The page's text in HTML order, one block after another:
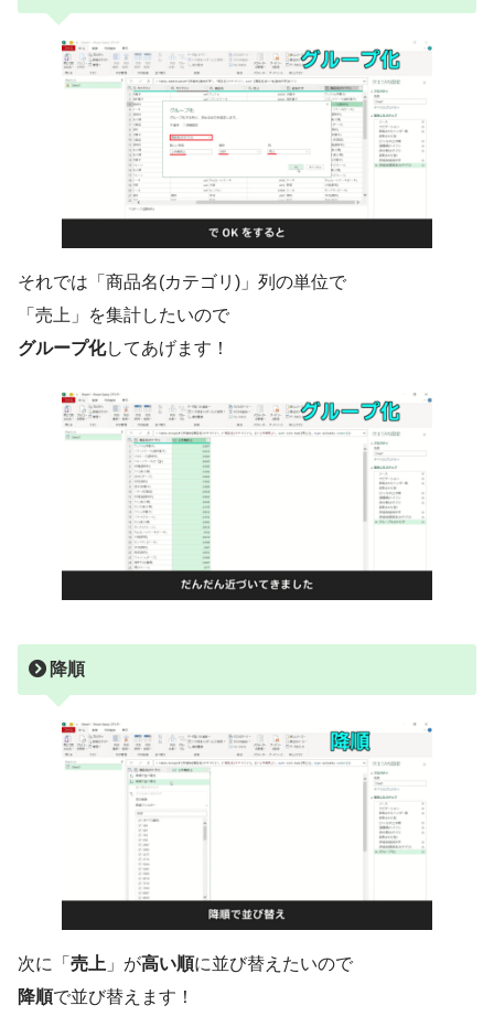
それでは「商品名(カテゴリ)」列の単位で
「売上」を集計したいので
グループ化してあげます！
降順
次に「 売上 」が高い順に並び替えたいので
降順で並び替えます！